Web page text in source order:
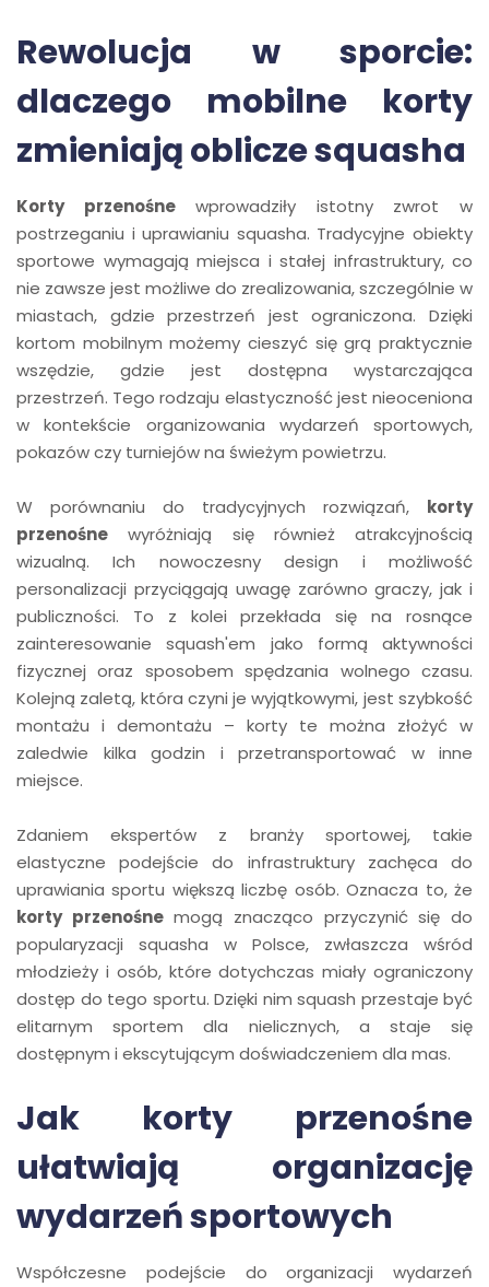
Rewolucja w sporcie:
dlaczego mobilne korty
zmieniają oblicze squasha
Korty przenośnewprowadziły istotny zwrot w
postrzeganiu i uprawianiu squasha. Tradycyjne obiekty
sportowe wymagają miejsca i stałej infrastruktury, co
nie zawsze jest możliwe do zrealizowania, szczególnie w
miastach, gdzie przestrzeń jest ograniczona. Dzięki
kortom mobilnym możemy cieszyć się grą praktycznie
wszędzie, gdzie jest dostępna wystarczająca
przestrzeń. Tego rodzaju elastyczność jest nieoceniona
w kontekście organizowania wydarzeń sportowych,
pokazów czy turniejów na świeżym powietrzu.
W porównaniu do tradycyjnych rozwiązań, korty
przenośne wyróżniają się również atrakcyjnością
wizualną. Ich nowoczesny design i możliwość
personalizacji przyciągają uwagę zarówno graczy, jak i
publiczności. To z kolei przekłada się na rosnące
zainteresowanie squash'em jako formą aktywności
fizycznej oraz sposobem spędzania wolnego czasu.
Kolejną zaletą, która czyni je wyjątkowymi, jest szybkość
montażu i demontażu – korty te można złożyć w
zaledwie kilka godzin i przetransportować w inne
miejsce.
Zdaniem ekspertów z branży sportowej, takie
elastyczne podejście do infrastruktury zachęca do
uprawiania sportu większą liczbę osób. Oznacza to, że
korty przenośnemogą znacząco przyczynić się do
popularyzacji squasha w Polsce, zwłaszcza wśród
młodzieży i osób, które dotychczas miały ograniczony
dostęp do tego sportu. Dzięki nim squash przestaje być
elitarnym sportem dla nielicznych, a staje się
dostępnym i ekscytującym doświadczeniem dla mas.
Jak korty przenośne
ułatwiają organizację
wydarzeń sportowych
Współczesne podejście do organizacji wydarzeń